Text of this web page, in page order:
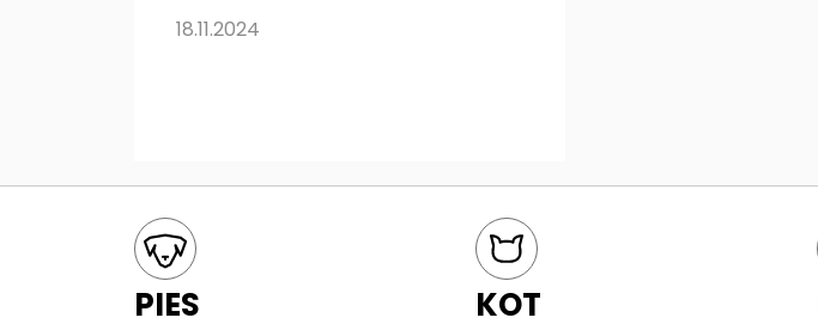
18.11.2024
Mapa kategorii
PIES KOT